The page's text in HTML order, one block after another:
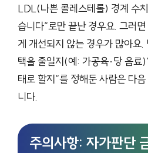
LDL(나쁜 콜레스테롤) 경계 수
습니다”로만 끝난 경우요. 그러
게 개선되지 않는 경우가 많아요
택을 줄일지(예: 가공육·당 음료
태로 할지”를 정해둔 사람은 다
니다.
주의사항: 자가판단